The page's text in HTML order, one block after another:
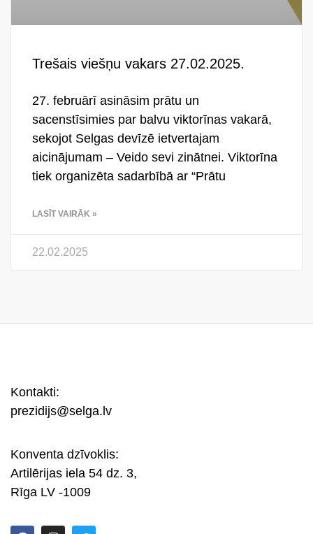
Trešais viešņu vakars 27.02.2025.
27. februārī asināsim prātu un
sacenstīsimies par balvu viktorīnas vakarā,
sekojot Selgas devīzē ietvertajam
aicinājumam – Veido sevi zinātnei. Viktorīna
tiek organizēta sadarbībā ar “Prātu
LASĪT VAIRĀK »
22.02.2025
Kontakti:
prezidijs@selga.lv
Konventa dzīvoklis:
Artilērijas iela 54 dz. 3,
Rīga LV -1009